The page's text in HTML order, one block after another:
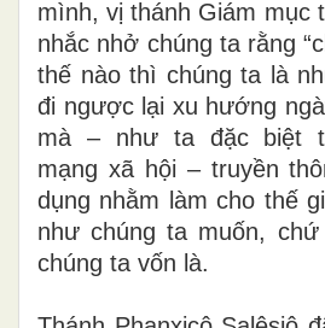
mình, vị thánh Giám mục
nhắc nhở chúng ta rằng
thế nào thì chúng ta là
đi ngược lại xu hướng
mà – như ta đặc biệt
mạng xã hội – truyền
dụng nhằm làm cho thế
như chúng ta muốn,
chúng ta vốn là.